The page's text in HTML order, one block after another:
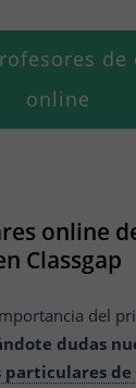
online
online
Classgap
del
dudas
particulares